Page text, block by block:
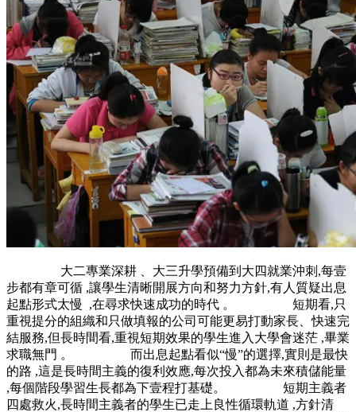
大二專業深耕 、大三升學預備到大四就業沖刺,每壹
步都有章可循 ,讓學生清晰開展方向和努力方針,有人質疑出息
起點形式太慢  ,在尋求快速成功的時代 。 短期看,只
重視提分的組織和只做填報的公司可能更易打動家長、快速完
結服務,但長時間看,重視短期效果的學生進入大學會迷茫 ,畢業
求職無門 。 而出息起點看似“慢”的選擇,實則是最快
的路 ,這是長時間主義的復利效應,每次投入都為未來積儲能量
,每個階段學習生長都為下壹程打基礎。 短期主義者
四處救火,長時間主義者的學生已走上良性循環軌道 ,方針清